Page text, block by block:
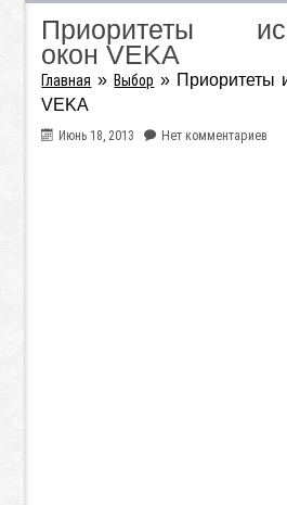
Приоритеты
окон VEKA
Главная »Выбор » Приоритеты
VEKA
Июнь 18, 2013 Нет комментариев